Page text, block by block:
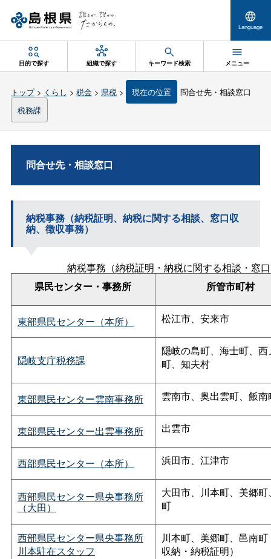
Language
目的で探す 組織で探す キーワード検索 メニュー
トップ> くらし > 税金> 県税> 現在の位置
問合せ先・相談窓口
税務課
問合せ先・相談窓口
納税事務（納税証明、納税に関する相談、窓口収
納、徴収事務）
納税事務（納税証明・納税に関する相談・窓
県民センター・事務所
所管市町村
東部県民センター（本所） 松江市、安来市
隠岐支庁税務課
隠岐の島町、海士町、西
町、知夫村
東部県民センター雲南事務所 雲南市、奥出雲町、飯南
東部県民センター出雲事務所 出雲市
西部県民センター（本所） 浜田市、江津市
西部県民センター県央事務所
（大田）
大田市、川本町、美郷町
町
西部県民センター県央事務所
川本駐在スタッフ
川本町、美郷町、邑南
収納・納税証明）